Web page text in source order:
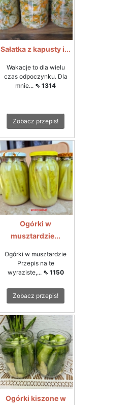
Sałatka z kapusty i...
Wakacje to dla wielu
czas odpoczynku. Dla
mnie... ⇖ 1314
Zobacz przepis!
Ogórki w
musztardzie...
Ogórki w musztardzie
Przepis na te
wyraziste,... ⇖ 1150
Zobacz przepis!
Ogórki kiszone w